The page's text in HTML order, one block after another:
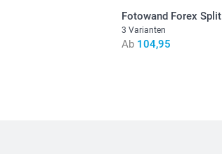
Fotowand Forex Split
3 Varianten
Ab 104,95